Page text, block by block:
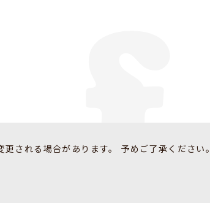
される場合があります。 予めご了承ください。